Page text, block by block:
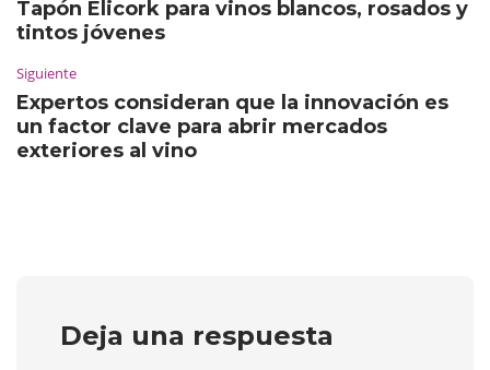
Tapón Elicork para vinos blancos, rosados y
tintos jóvenes
Siguiente
Expertos consideran que la innovación es
un factor clave para abrir mercados
exteriores al vino
Deja una respuesta